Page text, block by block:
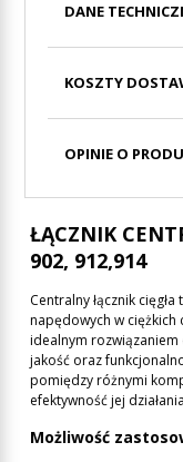
DANE
KOSZTY
PŁATNOŚCI
OPINIE O
ŁĄCZNIK
902, 912,914
Centralny łącznik
napędowych w ciężkich
idealnym rozwiązaniem
jakość oraz
pomiędzy różnymi
efektywność jej
Możliwość